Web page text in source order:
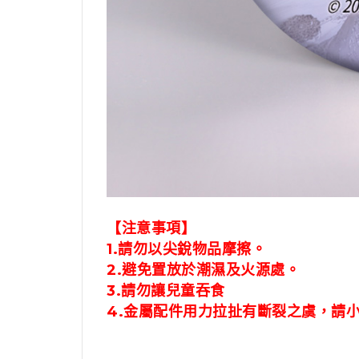
【注意事項】
1.請勿以尖銳物品摩擦。
2.避免置放於潮濕及火源處。
3.請勿讓兒童吞食
4.金屬配件用力拉扯有斷裂之虞，請